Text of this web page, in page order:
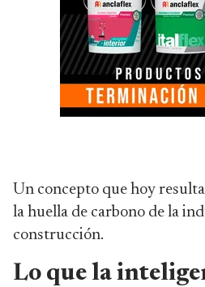
Un concepto que hoy
la huella de carbono de la
construcción.
Lo que la